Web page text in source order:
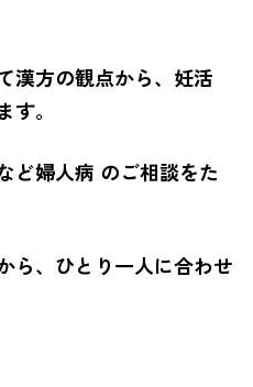
漢方の観点から、妊活
。
ど婦人病 のご相談をた
ら、ひとり一人に合わせ